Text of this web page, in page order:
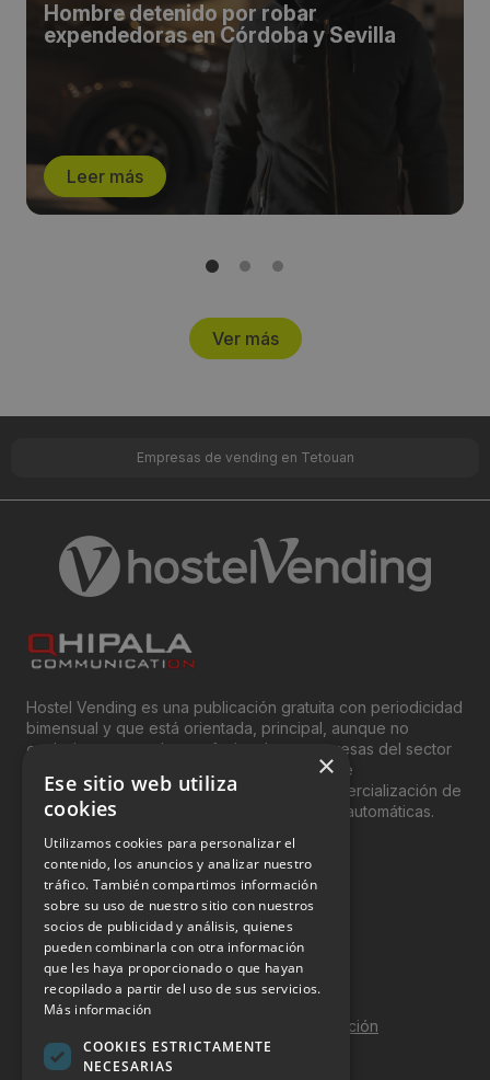
Hombre detenido por robar
expendedoras en Córdoba y Sevilla
Leer más
Ver más
Empresas de vending en Tetouan
Hostel Vending es una publicación gratuita con periodicidad
bimensual y que está orientada, principal, aunque no
exclusivamente, a los profesionales y empresas del sector
del “Vending”; nombre con el que se conoce
genéricamente entre profesionales a la comercialización de
productos y servicios a través de máquinas automáticas.
INFORMACIÓN LEGAL
Aviso Legal
Política de Privacidad
Política de Cookies
Política de calidad y seguridad de la información
Contacto
×
Ese sitio web utiliza
cookies
Utilizamos cookies para personalizar el
contenido, los anuncios y analizar nuestro
tráfico. También compartimos información
sobre su uso de nuestro sitio con nuestros
socios de publicidad y análisis, quienes
pueden combinarla con otra información
que les haya proporcionado o que hayan
recopilado a partir del uso de sus servicios.
Más información
COOKIES ESTRICTAMENTE
NECESARIAS